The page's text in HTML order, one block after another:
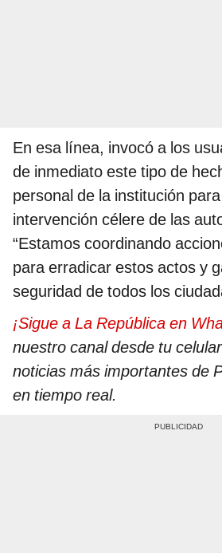
En esa línea, invocó a los
de inmediato este tipo de
personal de la institución
intervención célere de las
“Estamos coordinando
para erradicar estos actos y
seguridad de todos los
¡Sigue a La República en
nuestro canal desde tu
noticias más importantes de
en tiempo real.